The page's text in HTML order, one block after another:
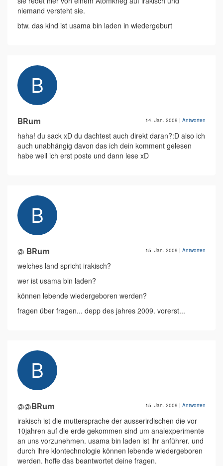
niemand versteht sie.
btw. das kind ist usama bin laden in wiedergeburt
BRum 14. Jan. 2009 | Antworten
haha! du sack xD du dachtest auch direkt daran?:D also ich
auch unabhängig davon das ich dein komment gelesen
habe weil ich erst poste und dann lese xD
@ BRum 15. Jan. 2009 | Antworten
welches land spricht irakisch?
wer ist usama bin laden?
können lebende wiedergeboren werden?
fragen über fragen... depp des jahres 2009. vorerst...
@@BRum 15. Jan. 2009 | Antworten
irakisch ist die muttersprache der ausserirdischen die vor
10jahren auf die erde gekommen sind um analexperimente
an uns vorzunehmen. usama bin laden ist ihr anführer. und
durch ihre klontechnologie können lebende wiedergeboren
werden. hoffe das beantwortet deine fragen.